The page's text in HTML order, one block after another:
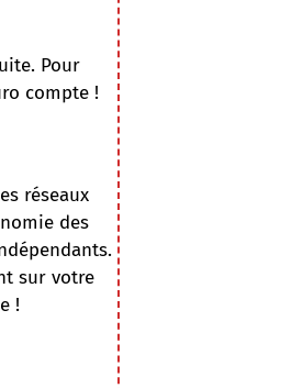
Pour
compte !
réseaux
des
sur votre
!